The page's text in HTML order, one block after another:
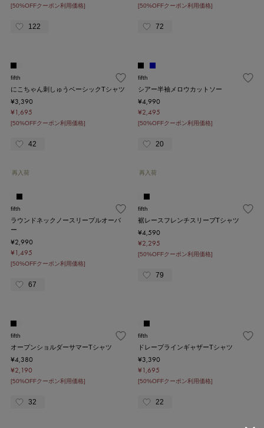
[50%OFFクーポン利用価格]
122
[50%OFFクーポン利用価格]
72
fifth
にこちゃん刺しゅうベーシックTシャツ
¥3,390
¥1,695
[50%OFFクーポン利用価格]
42
fifth
シアー半袖メロウカットソー
¥4,990
¥2,495
[50%OFFクーポン利用価格]
20
再入荷
fifth
ラウンドネックノースリープルオーバ
ー
¥2,990
¥1,495
[50%OFFクーポン利用価格]
67
再入荷
fifth
裾レースフレンチスリーブTシャツ
¥4,590
¥2,295
[50%OFFクーポン利用価格]
79
fifth
オープンショルダーサマーTシャツ
¥4,380
¥2,190
[50%OFFクーポン利用価格]
32
fifth
ドレープラインギャザーTシャツ
¥3,390
¥1,695
[50%OFFクーポン利用価格]
22